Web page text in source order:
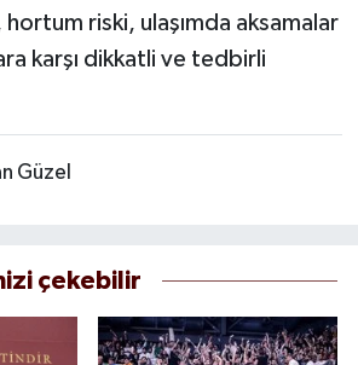
hortum riski, ulaşımda aksamalar
karşı dikkatli ve tedbirli
Güzel
çekebilir